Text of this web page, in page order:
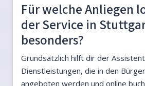
Für welche Anliegen
der Service in
besonders?
Grundsätzlich hilft dir der
Dienstleistungen, die in den
angeboten werden und online